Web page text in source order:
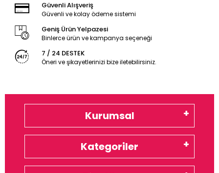
Güvenli Alışveriş
Güvenli ve kolay ödeme sistemi
Geniş Ürün Yelpazesi
Binlerce ürün ve kampanya seçeneği
7 / 24 DESTEK
Öneri ve şikayetlerinizi bize iletebilirsiniz.
Kurumsal
Kategoriler